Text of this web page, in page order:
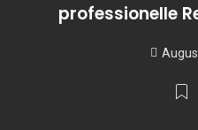
professionelle